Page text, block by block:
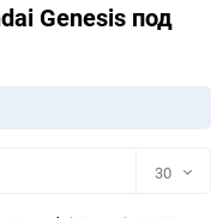
Genesis под
30